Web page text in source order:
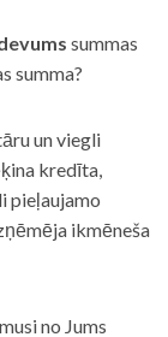
summas
summa?
un viegli
kredīta,
pieļaujamo
ikmēneša
no Jums